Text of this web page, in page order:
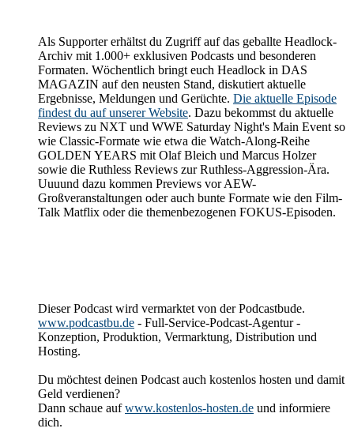
Als Supporter erhältst du Zugriff auf das geballte Headlock-
Archiv mit 1.000+ exklusiven Podcasts und besonderen
Formaten. Wöchentlich bringt euch Headlock in DAS
MAGAZIN auf den neusten Stand, diskutiert aktuelle
Ergebnisse, Meldungen und Gerüchte. Die aktuelle Episode
findest du auf unserer Website. Dazu bekommst du aktuelle
Reviews zu NXT und WWE Saturday Night's Main Event so
wie Classic-Formate wie etwa die Watch-Along-Reihe
GOLDEN YEARS mit Olaf Bleich und Marcus Holzer
sowie die Ruthless Reviews zur Ruthless-Aggression-Ära.
Uuuund dazu kommen Previews vor AEW-
Großveranstaltungen oder auch bunte Formate wie den Film-
Talk Matflix oder die themenbezogenen FOKUS-Episoden.
Dieser Podcast wird vermarktet von der Podcastbude.
www.podcastbu.de - Full-Service-Podcast-Agentur -
Konzeption, Produktion, Vermarktung, Distribution und
Hosting.
Du möchtest deinen Podcast auch kostenlos hosten und damit
Geld verdienen?
Dann schaue aufwww.kostenlos-hosten.de und informiere
dich.